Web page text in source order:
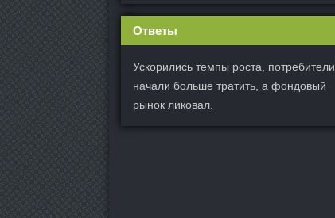
Ответы
Ускорились темпы роста, потребители
начали больше тратить, а фондовый
рынок ликовал.